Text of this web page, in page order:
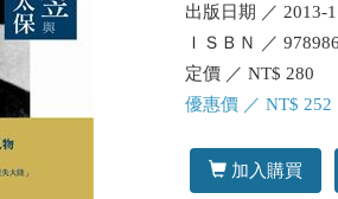
出版日期 ／ 2013-
ＩＳＢＮ ／
定價 ／ NT$ 280
優惠價 ／ NT$ 252
加入購買